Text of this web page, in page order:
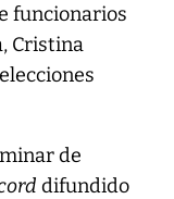
funcionarios
Cristina
de
difundido